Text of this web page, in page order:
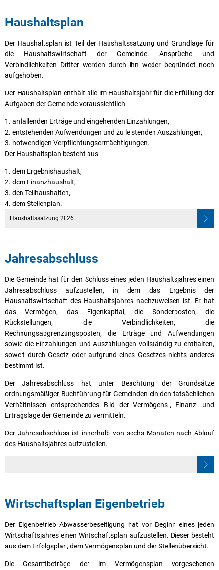
Haushaltsplan
Der Haushaltsplan ist Teil der Haushaltssatzung und Grundlage für
die Haushaltswirtschaft der Gemeinde. Ansprüche und
Verbindlichkeiten Dritter werden durch ihn weder begründet noch
aufgehoben.
Der Haushaltsplan enthält alle im Haushaltsjahr für die Erfüllung der
Aufgaben der Gemeinde voraussichtlich
anfallenden Erträge und eingehenden Einzahlungen,
entstehenden Aufwendungen und zu leistenden Auszahlungen,
notwendigen Verpflichtungsermächtigungen.
Der Haushaltsplan besteht aus
dem Ergebnishaushalt,
dem Finanzhaushalt,
den Teilhaushalten,
dem Stellenplan.
Haushaltssatzung 2026
Jahresabschluss
Die Gemeinde hat für den Schluss eines jeden Haushaltsjahres einen
Jahresabschluss aufzustellen, in dem das Ergebnis der
Haushaltswirtschaft des Haushaltsjahres nachzuweisen ist. Er hat
das Vermögen, das Eigenkapital, die Sonderposten, die
Rückstellungen, die Verbindlichkeiten, die
Rechnungsabgrenzungsposten, die Erträge und Aufwendungen
sowie die Einzahlungen und Auszahlungen vollständig zu enthalten,
soweit durch Gesetz oder aufgrund eines Gesetzes nichts anderes
bestimmt ist.
Der Jahresabschluss hat unter Beachtung der Grundsätze
ordnungsmäßiger Buchführung für Gemeinden ein den tatsächlichen
Verhältnissen entsprechendes Bild der Vermögens-, Finanz- und
Ertragslage der Gemeinde zu vermitteln.
Der Jahresabschluss ist innerhalb von sechs Monaten nach Ablauf
des Haushaltsjahres aufzustellen.
Wirtschaftsplan Eigenbetrieb
Der Eigenbetrieb Abwasserbeseitigung hat vor Beginn eines jeden
Wirtschaftsjahres einen Wirtschaftsplan aufzustellen. Dieser besteht
aus dem Erfolgsplan, dem Vermögensplan und der Stellenübersicht.
Die Gesamtbeträge der im Vermögensplan vorgesehenen